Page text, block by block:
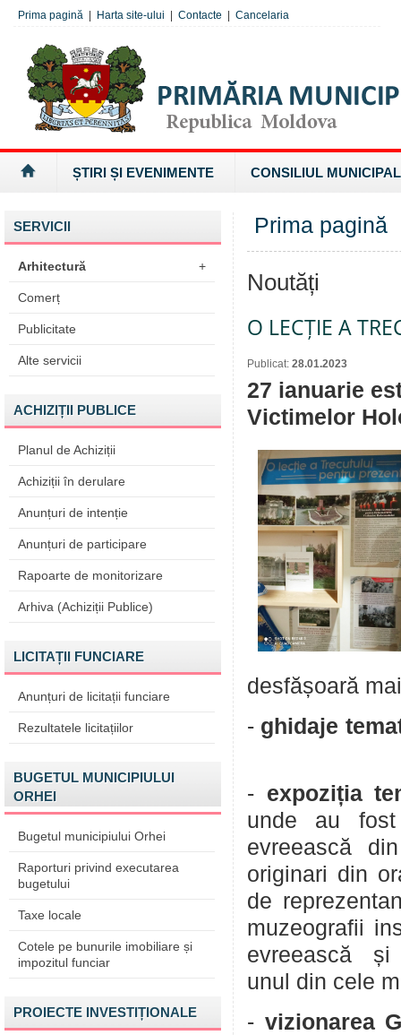
Prima pagină Harta site-ului Contacte Cancelaria
ȘTIRI ȘI EVENIMENTE CONSILIUL MUNICIPAL
SERVICII
Arhitectură +
Comerț
Publicitate
Alte servicii
ACHIZIȚII PUBLICE
Planul de Achiziții
Achiziții în derulare
Anunțuri de intenție
Anunțuri de participare
Rapoarte de monitorizare
Arhiva (Achiziții Publice)
LICITAȚII FUNCIARE
Anunțuri de licitații funciare
Rezultatele licitațiilor
BUGETUL MUNICIPIULUI
ORHEI
Bugetul municipiului Orhei
Raporturi privind executarea
bugetului
Taxe locale
Cotele pe bunurile imobiliare și
impozitul funciar
PROIECTE INVESTIȚIONALE
Prima pagină
Noutăți
O LECȚIE A
Publicat: 28.01.2023
27 ianuarie
Victimelor
desfășoară
- ghidaje
- expoziția
unde au fost
evreească
originari din
de
muzeografii
evreească și
unul din cele
- vizionarea